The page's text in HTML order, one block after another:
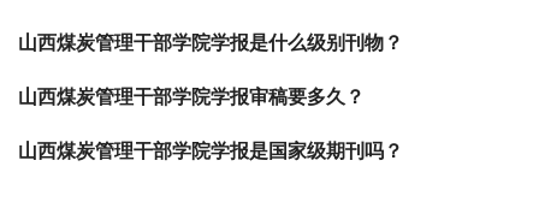
山西煤炭管理干部学院学报是什么级别刊物？
山西煤炭管理干部学院学报审稿要多久？
山西煤炭管理干部学院学报是国家级期刊吗？